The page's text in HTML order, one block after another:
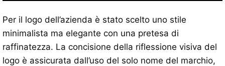
Per il logo dell’azienda è stato scelto uno stile
minimalista ma elegante con una pretesa di
raffinatezza. La concisione della riflessione visiva del
logo è assicurata dall’uso del solo nome del marchio,